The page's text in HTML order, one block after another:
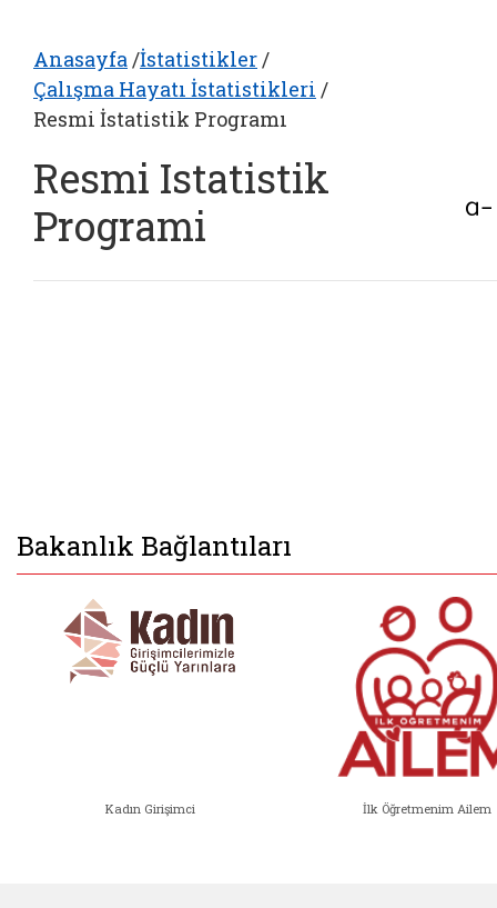
Anasayfa/İstatistikler/
Çalışma Hayatı İstatistikleri /
Resmi İstatistik Programı
Resmi Istatistik
Programi
Bakanlık Bağlantıları
Kadın Girişimci İlk Öğretmenim Ailem